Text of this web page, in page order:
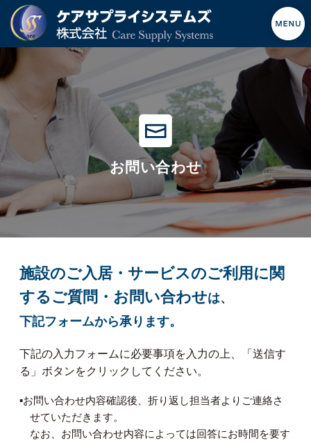
お問い合わせ
施設のご入居・サービスのご利用に関
するご質問・お問い合わせは、
下記フォームから承ります。
下記の入力フォームに必要事項を入力の上、「送信す
る」ボタンをクリックしてください。
▪︎お問い合わせ内容確認後、折り返し担当者よりご連絡さ
せていただきます。
なお、お問い合わせ内容によっては回答にお時間を要す